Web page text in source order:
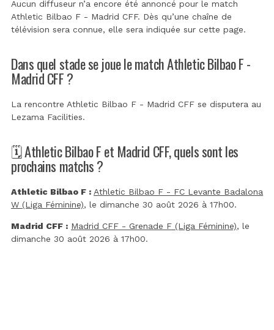
Aucun diffuseur n’a encore été annoncé pour le match
Athletic Bilbao F - Madrid CFF. Dès qu’une chaîne de
télévision sera connue, elle sera indiquée sur cette page.
Dans quel stade se joue le match Athletic Bilbao F -
Madrid CFF ?
La rencontre Athletic Bilbao F - Madrid CFF se disputera au
Lezama Facilities.
🗓️ Athletic Bilbao F et Madrid CFF, quels sont les
prochains matchs ?
Athletic Bilbao F : Athletic Bilbao F - FC Levante Badalona
W (Liga Féminine), le dimanche 30 août 2026 à 17h00.
Madrid CFF : Madrid CFF - Grenade F (Liga Féminine), le
dimanche 30 août 2026 à 17h00.